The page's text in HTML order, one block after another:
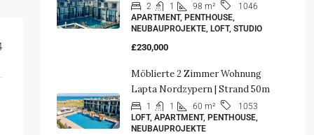
2 1 98 m²
1046
APARTMENT, PENTHOUSE,
NEUBAUPROJEKTE, LOFT, STUDIO
£230,000
Möblierte 2 Zimmer Wohnung
Lapta Nordzypern | Strand 50m
1 1 60 m²
1053
LOFT, APARTMENT, PENTHOUSE,
NEUBAUPROJEKTE